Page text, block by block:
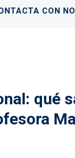
CON
qué